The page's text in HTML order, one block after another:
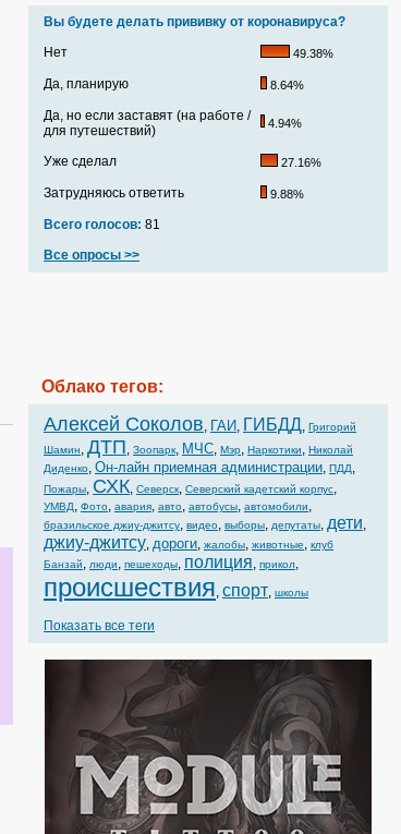
Вы будете делать прививку от коронавируса?
Нет
49.38%
Да, планирую 8.64%
Да, но если заставят (на работе /
для путешествий)
4.94%
Уже сделал 27.16%
Затрудняюсь ответить 9.88%
Всего голосов: 81
Все опросы >>
Облако тегов:
Алексей Соколов, ГАИ, ГИБДД, Григорий
Шамин, ДТП, Зоопарк, МЧС, Мэр, Наркотики, Николай
Диденко, Он-лайн приемная администрации, ПДД,
Пожары, СХК, Северск, Северский кадетский корпус,
УМВД, Фото, авария, авто, автобусы, автомобили,
бразильское джиу-джитсу, видео, выборы, депутаты, дети,
джиу-джитсу, дороги, жалобы, животные, клуб
Банзай, люди, пешеходы, полиция, прикол,
происшествия, спорт, школы
Показать все теги